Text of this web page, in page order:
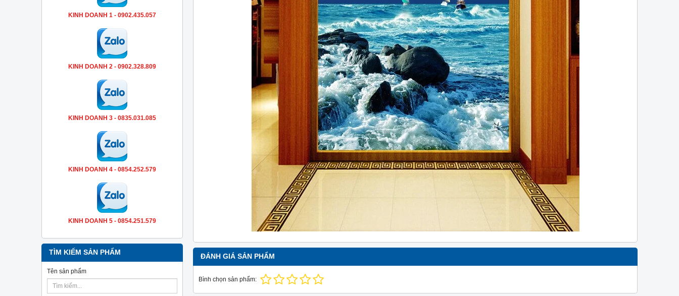
KINH DOANH 1 - 0902.435.057
KINH DOANH 2 - 0902.328.809
KINH DOANH 3 - 0835.031.085
KINH DOANH 4 - 0854.252.579
KINH DOANH 5 - 0854.251.579
TÌM KIẾM SẢN PHẨM
Tên sản phẩm
ĐÁNH GIÁ SẢN PHẨM
Bình chọn sản phẩm: